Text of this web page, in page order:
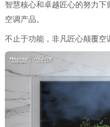
智慧核心和卓越匠心的努力
空调产品。
不止于功能，非凡匠心颠覆空